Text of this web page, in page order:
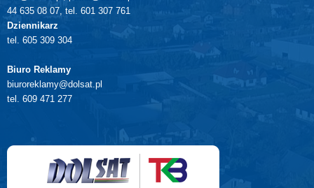
44 635 08 07, tel. 601 307 761
Dziennikarz
tel. 605 309 304
Biuro Reklamy
biuroreklamy@dolsat.pl
tel. 609 471 277